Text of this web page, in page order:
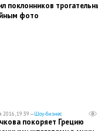
поклонников
фото
2016, 19:39 —Шоу-бизнес
покоряет Грецию